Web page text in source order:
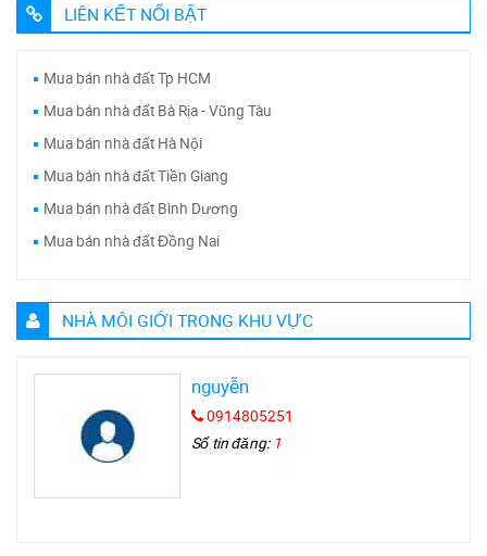
LIÊN KẾT NỔI BẬT
Mua bán nhà đất Tp HCM
Mua bán nhà đất Bà Rịa - Vũng Tàu
Mua bán nhà đất Hà Nội
Mua bán nhà đất Tiền Giang
Mua bán nhà đất Bình Dương
Mua bán nhà đất Đồng Nai
NHÀ MÔI GIỚI TRONG KHU VỰC
nguyễn
0914805251
Số tin đăng: 1